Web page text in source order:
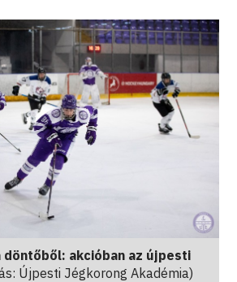
döntőből: akcióban az újpesti
Újpesti Jégkorong Akadémia)